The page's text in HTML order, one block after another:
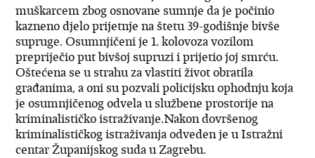
muškarcem zbog osnovane sumnje da je počinio
kazneno djelo prijetnje na štetu 39-godišnje bivše
supruge. Osumnjičeni je 1. kolovoza vozilom
prepriječio put bivšoj supruzi i prijetio joj smrću.
Oštećena se u strahu za vlastiti život obratila
građanima, a oni su pozvali policijsku ophodnju koja
je osumnjičenog odvela u službene prostorije na
kriminalističko istraživanje.Nakon dovršenog
kriminalističkog istraživanja odveden je u Istražni
centar Županijskog suda u Zagrebu.